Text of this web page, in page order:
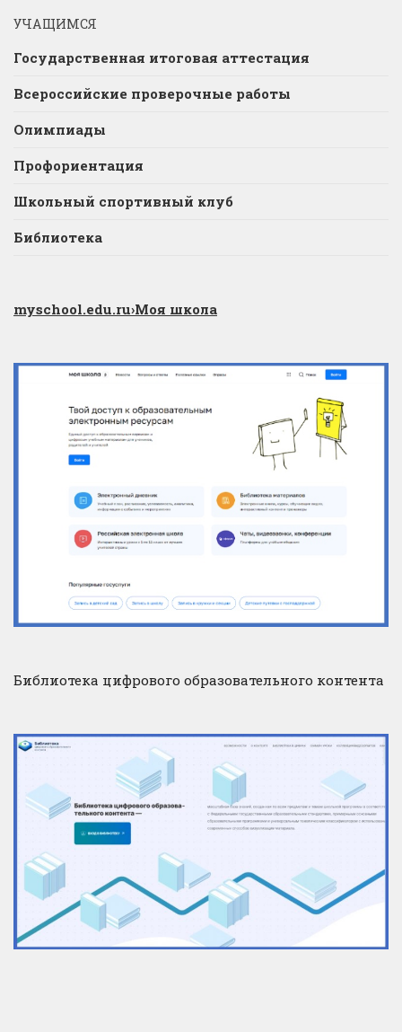
УЧАЩИМСЯ
Государственная итоговая аттестация
Всероссийские проверочные работы
Олимпиады
Профориентация
Школьный спортивный клуб
Библиотека
myschool.edu.ru›Моя школа
Библиотека цифрового образовательного контента